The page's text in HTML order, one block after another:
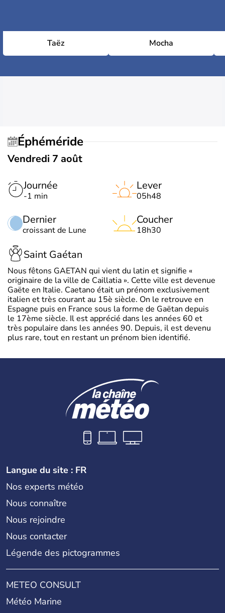
Taëz Mocha
Éphéméride
Vendredi 7 août
Journée
-1 min
Dernier
croissant de Lune
Lever
05h48
Coucher
18h30
Saint Gaétan
Nous fêtons GAETAN qui vient du latin et signifie «
originaire de la ville de Caillatia ». Cette ville est devenue
Gaëte en Italie. Caetano était un prénom exclusivement
italien et très courant au 15è siècle. On le retrouve en
Espagne puis en France sous la forme de Gaëtan depuis
le 17ème siècle. Il est apprécié dans les années 60 et
très populaire dans les années 90. Depuis, il est devenu
plus rare, tout en restant un prénom bien identifié.
Langue du site : FR
Nos experts météo
Nous connaître
Nous rejoindre
Nous contacter
Légende des pictogrammes
METEO CONSULT
Météo Marine